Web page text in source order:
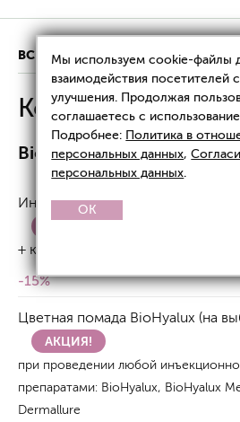
ВСЕ ЦЕНЫ АППАРАТНАЯ
BioHyalux (БиоХиалюкс)
Инфракрасный термолифтинг
+ коллагенотерапия
-15%
Цветная помада BioHyalux (на
АКЦИЯ!
при проведении любой
препаратами: BioHyalux, BioHyalux
Dermallure
Мы используем cookie-файлы
взаимодействия посетителей
улучшения. Продолжая
соглашаетесь с
Подробнее: Политика в
персональных данных,
персональных данных.
OK